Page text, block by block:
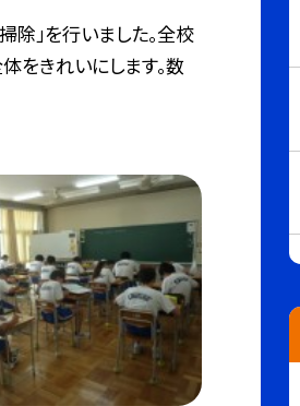
除」を行いました。全校
をきれいにします。数